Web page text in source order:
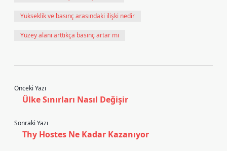
Yükseklik ve basınç arasındaki ilişki nedir
Yüzey alanı arttıkça basınç artar mı
Önceki Yazı
Ülke Sınırları Nasıl Değişir
Sonraki Yazı
Thy Hostes Ne Kadar Kazanıyor